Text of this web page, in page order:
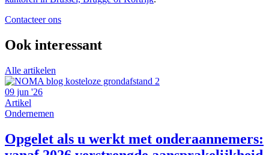
Contacteer ons
Ook interessant
Alle artikelen
09 jun '26
Artikel
Ondernemen
Opgelet als u werkt met onderaannemers: